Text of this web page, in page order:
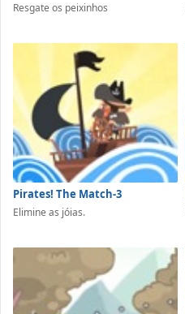
Resgate os peixinhos
Pirates! The Match-3
Elimine as jóias.